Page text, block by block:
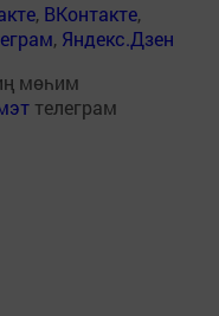
, ВКонтакте,
, Яндекс.Дзен
мөһим
телеграм